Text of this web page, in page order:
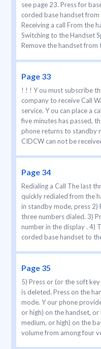
see page 23. Press for
corded base handset
Receiving a call From the
Switching to the Handset
Remove the handset from
Page 33
! ! ! Y ou must subscribe
company to receive Call
service. Y ou can place a
five minutes has passed,
phone returns to standby
CIDCW can not be
Page 34
Redialing a Call The last
quickly redialed from the
in standby mode, press 2)
three numbers dialed. 3)
number in the display . 4)
corded base handset to
Page 35
5) Press or (or the soft
is deleted. Press on the
mode. Y our phone
or high) on the handset,
medium, or high) on the
volume from among four